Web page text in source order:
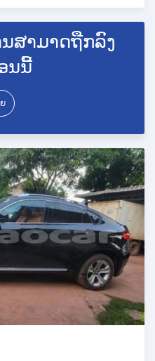
ສາມາດຖືກລົງ
ນນີ້